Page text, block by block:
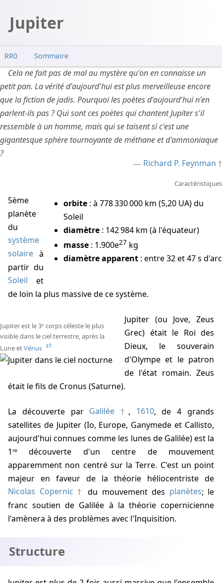
Jupiter
RR0 Sommaire
Structure
La tâche rouge
Presque une étoile
Un champ magnétique énorme
Des anneaux
Satellites
Voyager
Observations
Cela ne fait pas de mal au mystère qu'on en connaisse un
petit pan. La vérité d'aujourd'hui est plus merveilleuse encore
que la fiction de jadis. Pourquoi les poètes d'aujourd'hui n'en
parlent-ils pas ? Qui sont ces poètes qui chantent Jupiter s'il
ressemble à un homme, mais qui se taisent si c'est une
gigantesque sphère tournoyante de méthane et d'ammoniaque
?
Richard P. Feynman
Caractéristiques
orbite : à 778 330 000 km (5,20 UA) du
Soleil
diamètre : 142 984 km (à l'équateur)
masse : 1.900e27 kg
diamètre apparent : entre 32 et 47 s d'arc
5ème
planète
du
système
solaire à
partir du
Soleil et
de loin la plus massive de ce système.
Jupiter est le 3ᵉ corps céleste le plus
visible dans le ciel terrestre, après la
Lune etVénus s1
Jupiter (ou Jove, Zeus
Grec) était le Roi des
Dieux, le souverain
d'Olympe et le patron
de l'état romain. Zeus
était le fils de Cronus (Saturne).
La découverte par Galilée , 1610, de 4 grands
satellites de Jupiter (Io, Europe, Ganymede et Callisto,
aujourd'hui connues comme les lunes de Galilée) est la
1ʳᵉ découverte d'un centre de mouvement
apparemment non centré sur la Terre. C'est un point
majeur en faveur de la théorie héliocentriste de
Nicolas Copernic
du mouvement des planètes; le
franc soutien de Galilée à la théorie copernicienne
l'amènera à des problèmes avec l'Inquisition.
Structure